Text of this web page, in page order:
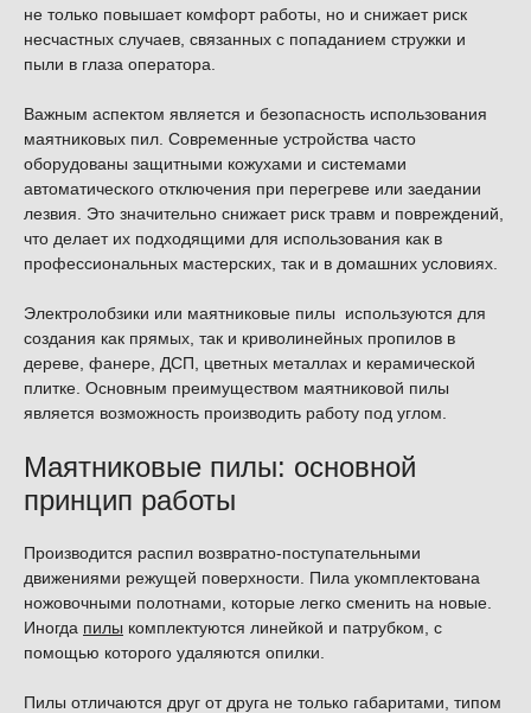
не только повышает комфорт работы, но и снижает риск
несчастных случаев, связанных с попаданием стружки и
пыли в глаза оператора.
Важным аспектом является и безопасность использования
маятниковых пил. Современные устройства часто
оборудованы защитными кожухами и системами
автоматического отключения при перегреве или заедании
лезвия. Это значительно снижает риск травм и повреждений,
что делает их подходящими для использования как в
профессиональных мастерских, так и в домашних условиях.
Электролобзики или маятниковые пилы используются для
создания как прямых, так и криволинейных пропилов в
дереве, фанере, ДСП, цветных металлах и керамической
плитке. Основным преимуществом маятниковой пилы
является возможность производить работу под углом.
Маятниковые пилы: основной
принцип работы
Производится распил возвратно-поступательными
движениями режущей поверхности. Пила укомплектована
ножовочными полотнами, которые легко сменить на новые.
Иногда пилы комплектуются линейкой и патрубком, с
помощью которого удаляются опилки.
Пилы отличаются друг от друга не только габаритами, типом